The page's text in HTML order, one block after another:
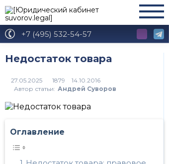
+7 (495) 532-54-57
Недостаток товара
1879
Автор статьи: Андрей Суворов
Оглавление